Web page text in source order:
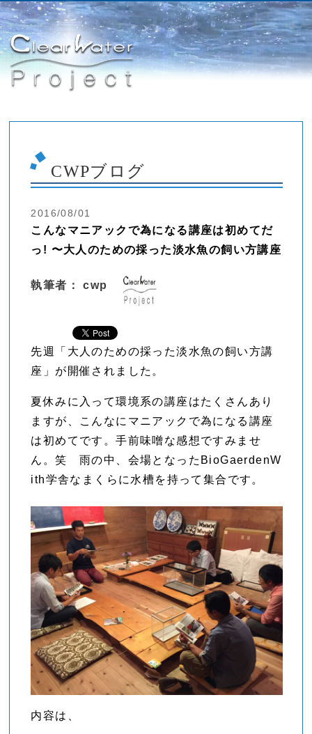
CWPブログ
2016/08/01
こんなマニアックで為になる講座は初めてだ
っ! 〜大人のための採った淡水魚の飼い方講座
執筆者： cwp
先週「大人のための採った淡水魚の飼い方講
座」が開催されました。
夏休みに入って環境系の講座はたくさんあり
ますが、こんなにマニアックで為になる講座
は初めてです。手前味噌な感想ですみませ
ん。笑 雨の中、会場となったBioGaerdenW
ith学舎なまくらに水槽を持って集合です。
内容は、